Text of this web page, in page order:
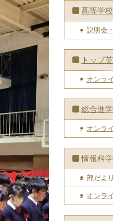
高等学校
説明会
トップ
オンラ
総合進
オンラ
情報科
部だより
オンラ